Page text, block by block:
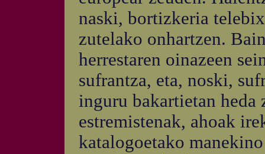
naski, bortizkeria
zutelako onhartzen.
herrestaren oinazeen
sufrantza, eta, noski,
inguru bakartietan heda
estremistenak, ahoak
katalogoetako